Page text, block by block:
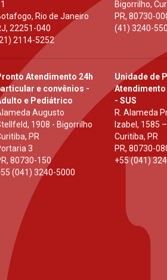
Rio de Janeiro
,22251-040
2114-5252
Bigorrilho,
PR, 80730-
(41) 3240-
Atendimento 24h
e convênios -
e Pediátrico
Augusto
1908 - Bigorrilho
PR
3
,80730-150
(041) 3240-5000
Unidade de
- SUS
R. Alameda
Izabel, 1585
Curitiba, PR
PR, 80730-
+55 (041)